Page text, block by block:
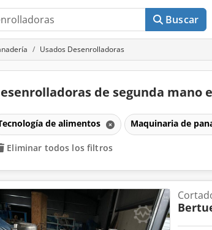
Buscar
Usados Desenrolladoras
de segunda mano
de alimentos Maquinaria de
Eliminar todos los filtros